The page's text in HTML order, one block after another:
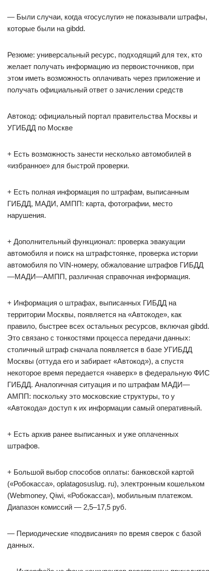
— Были случаи, когда «госуслуги» не показывали штрафы,
которые были на gibdd.
Резюме: универсальный ресурс, подходящий для тех, кто
желает получать информацию из первоисточников, при
этом иметь возможность оплачивать через приложение и
получать официальный ответ о зачислении средств
Автокод: официальный портал правительства Москвы и
УГИБДД по Москве
+ Есть возможность занести несколько автомобилей в
«избранное» для быстрой проверки.
+ Есть полная информация по штрафам, выписанным
ГИБДД, МАДИ, АМПП: карта, фотографии, место
нарушения.
+ Дополнительный функционал: проверка эвакуации
автомобиля и поиск на штрафстоянке, проверка истории
автомобиля по VIN-номеру, обжалование штрафов ГИБДД
—МАДИ—АМПП, различная справочная информация.
+ Информация о штрафах, выписанных ГИБДД на
территории Москвы, появляется на «Автокоде», как
правило, быстрее всех остальных ресурсов, включая gibdd.
Это связано с тонкостями процесса передачи данных:
столичный штраф сначала появляется в базе УГИБДД
Москвы (оттуда его и забирает «Автокод»), а спустя
некоторое время передается «наверх» в федеральную ФИС
ГИБДД. Аналогичная ситуация и по штрафам МАДИ—
АМПП: поскольку это московские структуры, то у
«Автокода» доступ к их информации самый оперативный.
+ Есть архив ранее выписанных и уже оплаченных
штрафов.
+ Большой выбор способов оплаты: банковской картой
(«Робокасса», oplatagosuslug. ru), электронным кошельком
(Webmoney, Qiwi, «Робокасса»), мобильным платежом.
Диапазон комиссий — 2,5–17,5 руб.
— Периодические «подвисания» по время сверок с базой
данных.